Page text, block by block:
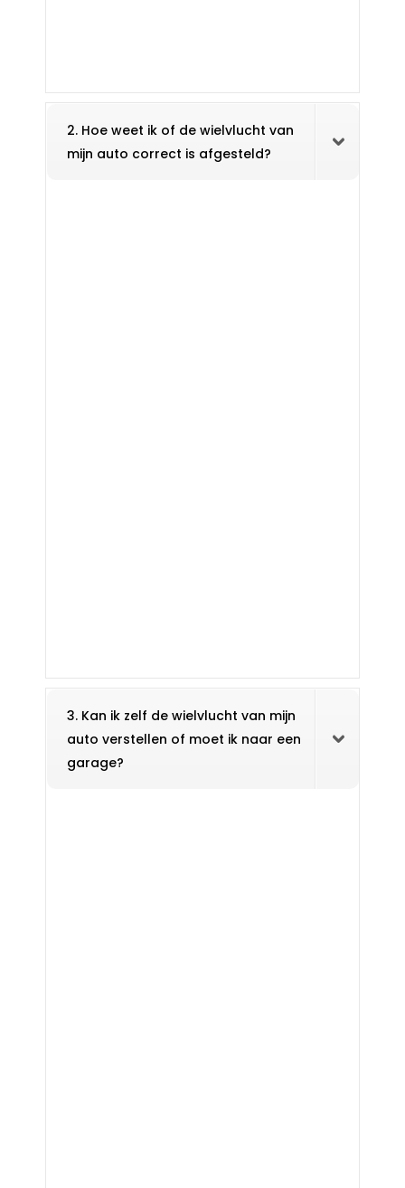
2. Hoe weet ik of de wielvlucht van
mijn auto correct is afgesteld?
3. Kan ik zelf de wielvlucht van mijn
auto verstellen of moet ik naar een
garage?